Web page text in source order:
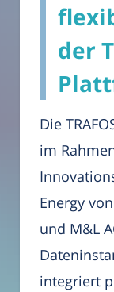
der
Die
im
Energy
und M&L
integriert